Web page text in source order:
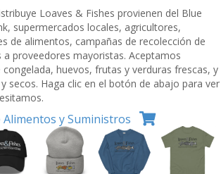
Loaves & Fishes provienen del Blue
supermercados locales, agricultores,
de alimentos, campañas de recolección de
proveedores mayoristas. Aceptamos
huevos, frutas y verduras frescas, y
secos. Haga clic en el botón de abajo para ver
Alimentos y Suministros